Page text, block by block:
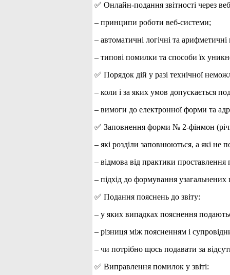
✅ Онлайн-подання звітності через
– принципи роботи веб-системи;
– автоматичні логічні та арифметичні
– типові помилки та способи їх
✅ Порядок дій у разі технічної
– коли і за яких умов допускається
– вимоги до електронної форми та
✅ Заповнення форми № 2-фінмон
– які розділи заповнюються, а які не
– відмова від практики проставлення
– підхід до формування узагальнених
✅ Подання пояснень до звіту:
– у яких випадках пояснення
– різниця між поясненням і
– чи потрібно щось подавати за
✅ Виправлення помилок у звіті: